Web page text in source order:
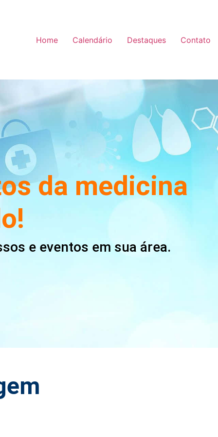
Home Calendário Destaques Contato
da medicina
e eventos em sua área.